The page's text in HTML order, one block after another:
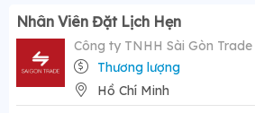
Nhân Viên Đặt Lịch Hẹn
Công ty TNHH Sài Gòn Trade
Thương lượng
Hồ Chí Minh